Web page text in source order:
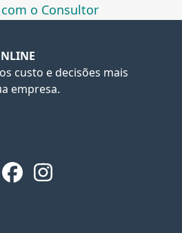
com o Consultor
custo e decisões mais
empresa.
Facebook
Instagram